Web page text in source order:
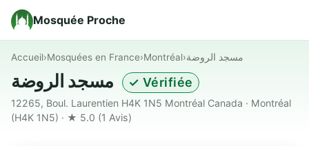
Mosquée Proche
Accueil›Mosquées en France›Montréal›مسجد الروضة
✓ Vérifiée
12265, Boul. Laurentien H4K 1N5 Montréal Canada · Montréal
(H4K 1N5) · ★ 5.0 (1 Avis)